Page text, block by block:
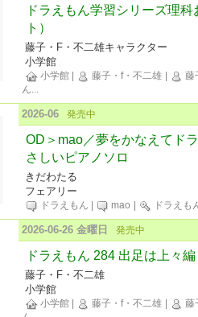
ドラえもん学習シリーズ理
ト）
藤子・F・不二雄キャラクター
小学館
小学館 藤子・f・不二雄
藤
ん...
2026-06 発売中
OD＞mao／夢をかなえてド
さしいピアノソロ
きだわたる
フェアリー
ドラえもん mao ドラえも
2026-06-26 金曜日 発売中
ドラえもん 284 出足は上々編
藤子・F・不二雄
小学館
小学館 藤子・f・不二雄
藤